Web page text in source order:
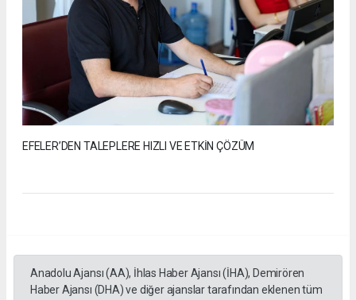
EFELER’DEN TALEPLERE HIZLI VE ETKİN ÇÖZÜM
Anadolu Ajansı (AA), İhlas Haber Ajansı (İHA), Demirören
Haber Ajansı (DHA) ve diğer ajanslar tarafından eklenen tüm